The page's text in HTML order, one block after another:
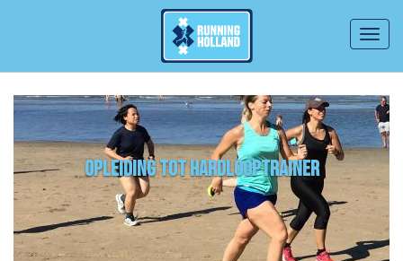
Overslaan en naar de inhoud gaan
opleiding tot hardlooptrainer